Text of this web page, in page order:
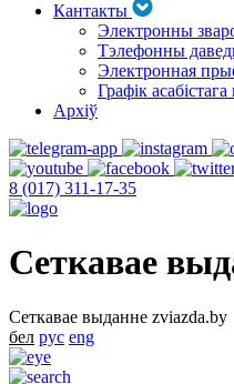
Кантакты
Электронны
Тэлефонны
Электронная
Графік
Архіў
8 (017) 311-17-35
Сеткавае
Сеткавае выданне zviazda.by
бел рус eng